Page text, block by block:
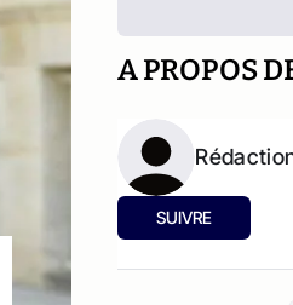
A PROPOS
SUIVRE